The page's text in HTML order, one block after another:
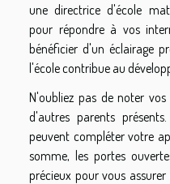
une directrice d'école
pour répondre à vos
bénéficier d'un éclairage
l'école contribue au
N'oubliez pas de noter
d'autres parents
peuvent compléter votre
somme, les portes
précieux pour vous